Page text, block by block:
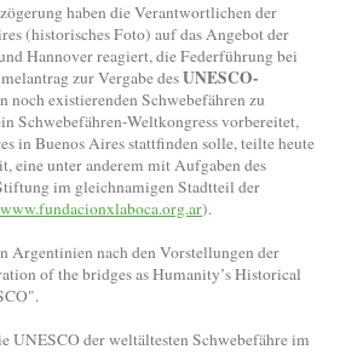
haben die Verantwortlichen der
(historisches Foto) auf das Angebot der
Hannover reagiert, die Federführung bei
zur Vergabe desUNESCO-
noch existierenden Schwebefähren zu
Schwebefähren-Weltkongress vorbereitet,
in Buenos Aires stattfinden solle, teilte heute
eine unter anderem mit Aufgaben des
im gleichnamigen Stadtteil der
www.fundacionxlaboca.org.ar).
Argentinien nach den Vorstellungen der
of the bridges as Humanity’s Historical
UNESCO der weltältesten Schwebefähre im